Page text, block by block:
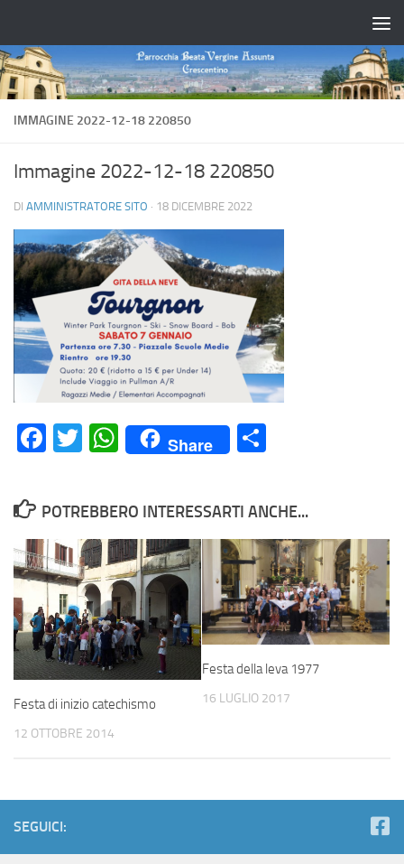
IMMAGINE 2022-12-18 220850
Immagine 2022-12-18 220850
DI AMMINISTRATORE SITO · 18 DICEMBRE 2022
Facebook
Twitter
WhatsApp
Share
POTREBBERO INTERESSARTI ANCHE...
Festa di inizio catechismo
12 OTTOBRE 2014
Festa della leva 1977
16 LUGLIO 2017
SEGUICI: